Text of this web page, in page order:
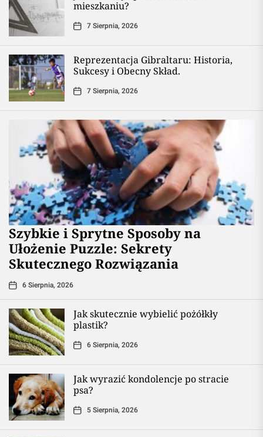
mieszkaniu?
7 Sierpnia, 2026
Reprezentacja Gibraltaru: Historia,
Sukcesy i Obecny Skład.
7 Sierpnia, 2026
Szybkie i Sprytne Sposoby na
Ułożenie Puzzle: Sekrety
Skutecznego Rozwiązania
6 Sierpnia, 2026
Jak skutecznie wybielić pożółkły
plastik?
6 Sierpnia, 2026
Jak wyrazić kondolencje po stracie
psa?
5 Sierpnia, 2026